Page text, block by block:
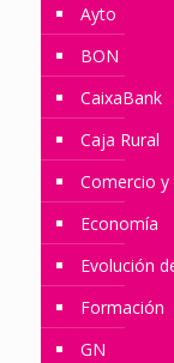
Ayto
BON
CaixaBank
Caja Rural
Comercio
Economía
Evolución
Formación
GN